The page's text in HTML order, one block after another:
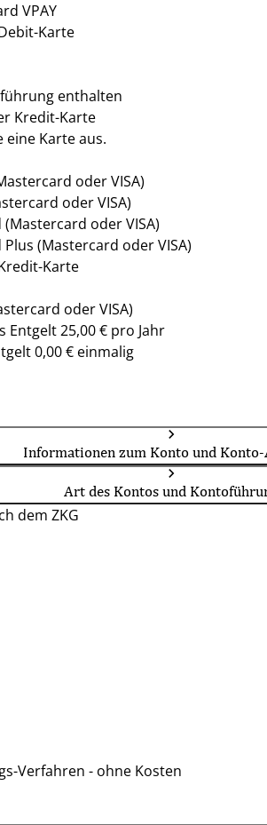
VPAY
Karte
enthalten
Kredit-Karte
eine Karte aus.
oder VISA)
oder VISA)
(Mastercard oder VISA)
Plus (Mastercard oder VISA)
Karte
oder VISA)
Entgelt 25,00 € pro Jahr
0,00 € einmalig
Informationen zum Konto und
Art des Kontos und
dem ZKG
Verfahren - ohne Kosten